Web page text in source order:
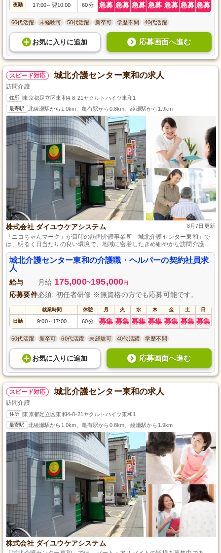
夜勤 17:00～ 翌10:00 60分 急募 急募 急募 急募 急募 急募 急募
60代活躍 未経験可 50代活躍 新卒可 学歴不問 40代活躍
お気に入り に追加 応募画面へ進む
スピード対応 城北介護センター東和の求人
訪問介護
住所 東京都足立区東和4-8-21ヤクルトハイツ東和1
最寄駅 北綾瀬駅から1.0km、亀有駅から0.8km、綾瀬駅から1.9km
株式会社 ダイユウケアシステム 8月7日更新
「ニコちゃんマーク」が目印の訪問介護事業所「城北介護センター東和」で
は、明るく日当たりの良い環境で、地域に密着したきめ細やかな訪問介護サ
ービスを提供しています。契約社員から正社員登用制度があり、介護未経験
者も実績を積みながらキャリアアップを目指せ、ベテラン介護職の方も大歓
迎です。
城北介護センター東和の介護職・ヘルパーの契約社員求
人
給与 月給 175,000~195,000円
応募要件必須: 初任者研修 ※無資格の方でも応募可能です。
就業時間 休憩 月 火 水 木 金 土 日
日勤 9:00～ 17:00 60分 募集 募集 募集 募集 募集 募集 募集
50代活躍 新卒可 60代活躍 未経験可 40代活躍 学歴不問
お気に入り に追加 応募画面へ進む
スピード対応 城北介護センター東和の求人
訪問介護
住所 東京都足立区東和4-8-21ヤクルトハイツ東和1
最寄駅 北綾瀬駅から1.0km、亀有駅から0.8km、綾瀬駅から1.9km
株式会社 ダイユウケアシステム